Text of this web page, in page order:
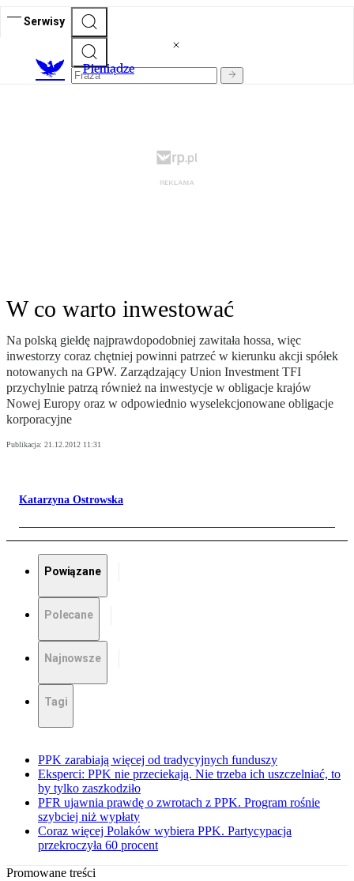
Serwisy
Pieniądze
W co warto inwestować
Na polską giełdę najprawdopodobniej zawitała hossa, więc
inwestorzy coraz chętniej powinni patrzeć w kierunku akcji spółek
notowanych na GPW. Zarządzający Union Investment TFI
przychylnie patrzą również na inwestycje w obligacje krajów
Nowej Europy oraz w odpowiednio wyselekcjonowane obligacje
korporacyjne
Publikacja: 21.12.2012 11:31
Katarzyna Ostrowska
Powiązane
Polecane
Najnowsze
Tagi
PPK zarabiają więcej od tradycyjnych funduszy
Eksperci: PPK nie przeciekają. Nie trzeba ich uszczelniać, to
by tylko zaszkodziło
PFR ujawnia prawdę o zwrotach z PPK. Program rośnie
szybciej niż wypłaty
Coraz więcej Polaków wybiera PPK. Partycypacja
przekroczyła 60 procent
Promowane treści